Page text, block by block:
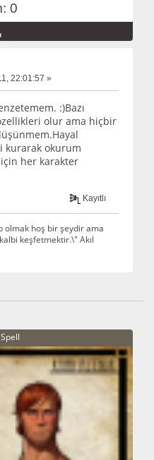
0
22:01:57 »
:)Bazı
olur ama hiçbir
kurarak okurum
için her karakter
Kayıtlı
olmak hoş bir şeydir ama
keşfetmektir.\" Akıl